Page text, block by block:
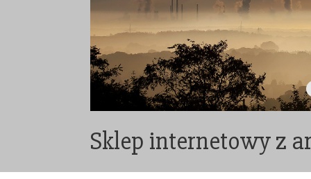
Sklep internetowy z